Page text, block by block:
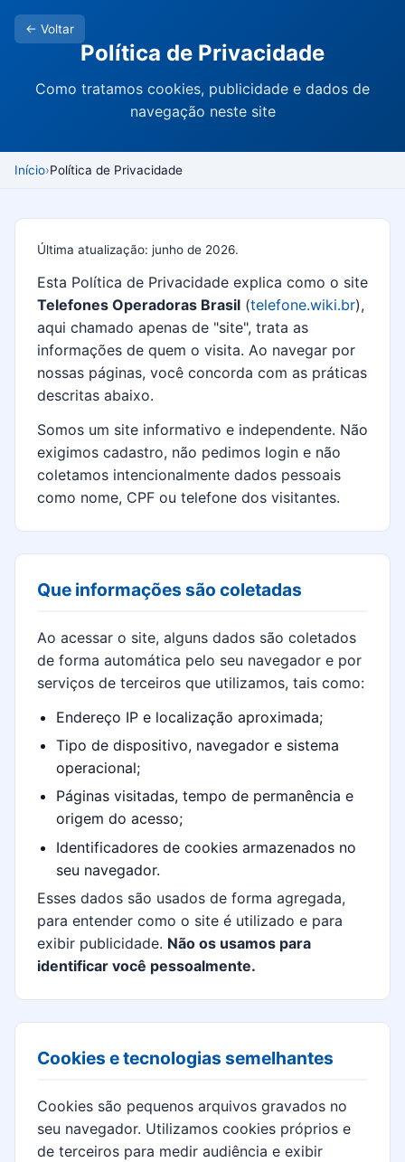
← Voltar
Política de Privacidade
Como tratamos cookies, publicidade e dados de
navegação neste site
Início Política de Privacidade
Última atualização: junho de 2026.
Esta Política de Privacidade explica como o site
Telefones Operadoras Brasil (telefone.wiki.br),
aqui chamado apenas de "site", trata as
informações de quem o visita. Ao navegar por
nossas páginas, você concorda com as práticas
descritas abaixo.
Somos um site informativo e independente. Não
exigimos cadastro, não pedimos login e não
coletamos intencionalmente dados pessoais
como nome, CPF ou telefone dos visitantes.
Que informações são coletadas
Ao acessar o site, alguns dados são coletados
de forma automática pelo seu navegador e por
serviços de terceiros que utilizamos, tais como:
Endereço IP e localização aproximada;
Tipo de dispositivo, navegador e sistema
operacional;
Páginas visitadas, tempo de permanência e
origem do acesso;
Identificadores de cookies armazenados no
seu navegador.
Esses dados são usados de forma agregada,
para entender como o site é utilizado e para
exibir publicidade. Não os usamos para
identificar você pessoalmente.
Cookies e tecnologias semelhantes
Cookies são pequenos arquivos gravados no
seu navegador. Utilizamos cookies próprios e
de terceiros para medir audiência e exibir